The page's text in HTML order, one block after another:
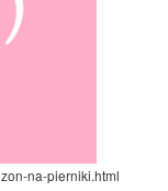
na-pierniki.html